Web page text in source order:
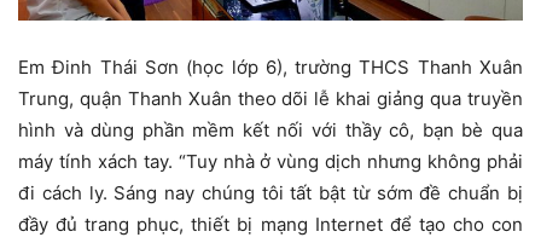
Em Đinh Thái Sơn (học lớp 6), trường THCS Thanh Xuân
Trung, quận Thanh Xuân theo dõi lễ khai giảng qua truyền
hình và dùng phần mềm kết nối với thầy cô, bạn bè qua
máy tính xách tay. “Tuy nhà ở vùng dịch nhưng không phải
đi cách ly. Sáng nay chúng tôi tất bật từ sớm đề chuẩn bị
đầy đủ trang phục, thiết bị mạng Internet để tạo cho con